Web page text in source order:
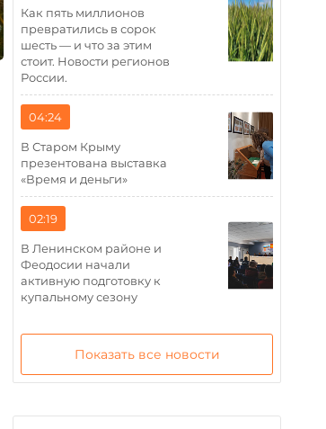
Как пять миллионов
превратились в сорок
шесть — и что за этим
стоит. Новости регионов
России.
04:24
В Старом Крыму
презентована выставка
«Время и деньги»
02:19
В Ленинском районе и
Феодосии начали
активную подготовку к
купальному сезону
Показать все новости